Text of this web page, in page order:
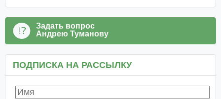
Задать вопрос
Андрею Туманову
ПОДПИСКА НА РАССЫЛКУ